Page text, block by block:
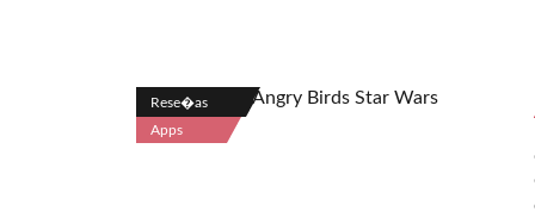
Rese�as
Apps